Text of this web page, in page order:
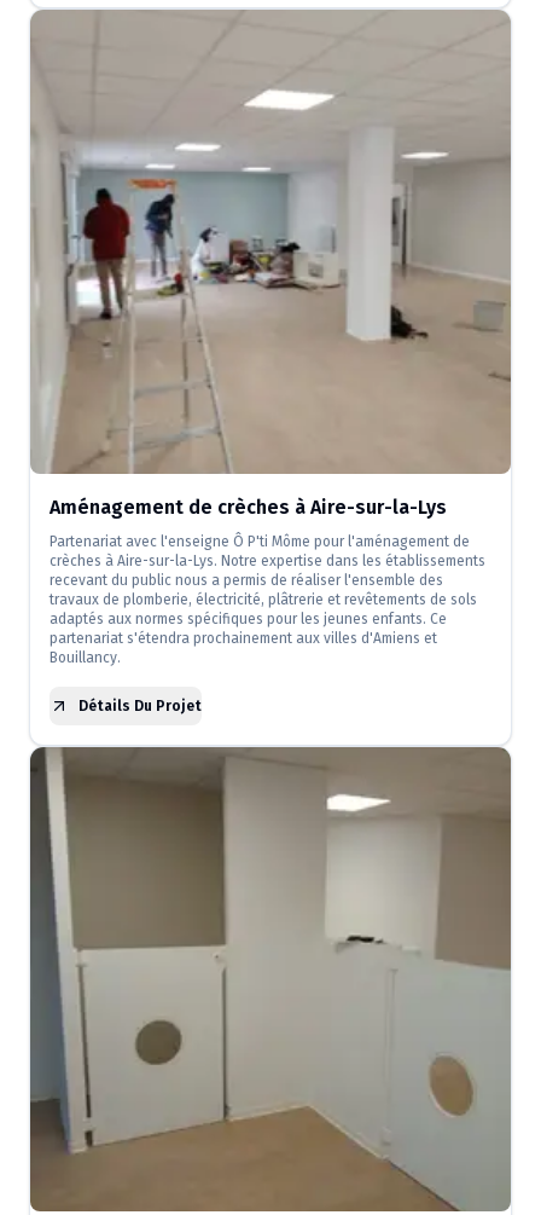
Aménagement de crèches à Aire-sur-la-Lys
Partenariat avec l'enseigne Ô P'ti Môme pour l'aménagement de
crèches à Aire-sur-la-Lys. Notre expertise dans les établissements
recevant du public nous a permis de réaliser l'ensemble des
travaux de plomberie, électricité, plâtrerie et revêtements de sols
adaptés aux normes spécifiques pour les jeunes enfants. Ce
partenariat s'étendra prochainement aux villes d'Amiens et
Bouillancy.
Détails Du Projet